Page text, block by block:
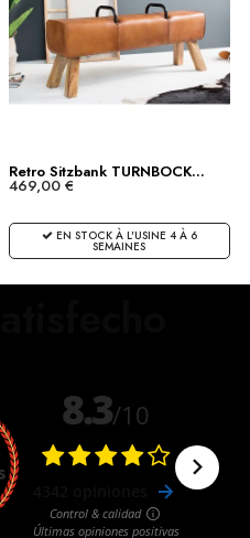
Retro Sitzbank TURNBOCK...
469,00 €
EN STOCK À L'USINE 4 À 6
SEMAINES